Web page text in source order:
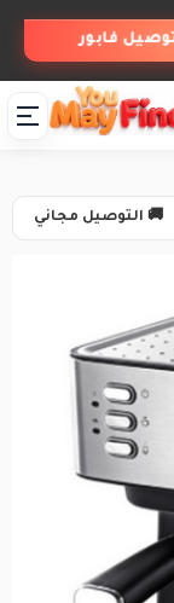
فابور
🚚 التوصيل مجاني